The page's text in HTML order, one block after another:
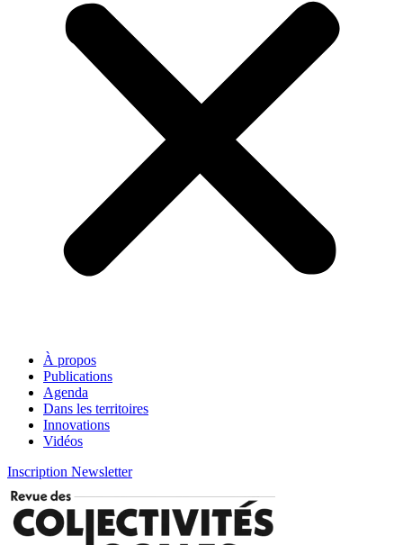
À propos
Publications
Agenda
Dans les territoires
Innovations
Vidéos
Inscription Newsletter